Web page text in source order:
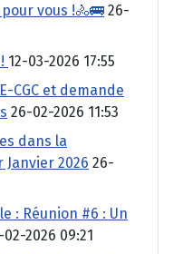
vous !🚴🚌 26-
12-03-2026 17:55
CGC et demande
26-02-2026 11:53
dans la
2026 26-
: Réunion #6 : Un
2026 09:21